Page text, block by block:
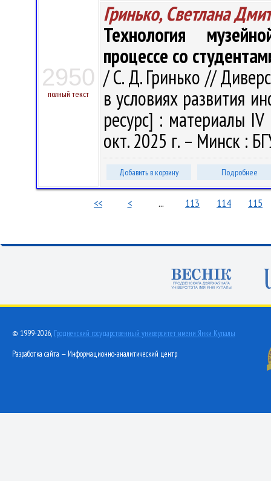
2950
полный текст
Гринько, Светлана
Технология
процессе со
/ С. Д. Гринько //
в условиях развития
ресурс] : материалы
окт. 2025 г. – Минск :
Добавить в корзину Подробнее
<< < ... 113 114 115
© 1999-2026, Гродненский государственный университет имени Янки Купалы
Разработка сайта — Информационно-аналитический центр